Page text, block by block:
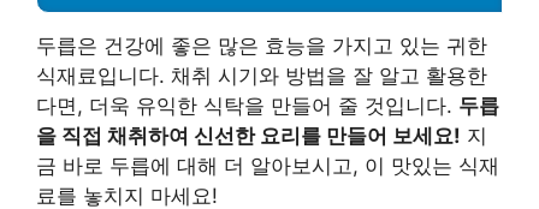
두릅은 건강에 좋은 많은 효능을 가지고 있는 귀한
식재료입니다. 채취 시기와 방법을 잘 알고 활용한
다면, 더욱 유익한 식탁을 만들어 줄 것입니다. 두릅
을 직접 채취하여 신선한 요리를 만들어 보세요! 지
금 바로 두릅에 대해 더 알아보시고, 이 맛있는 식재
료를 놓치지 마세요!